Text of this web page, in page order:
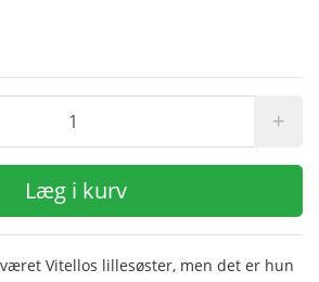
+
Læg i kurv
Vitellos lillesøster, men det er hun